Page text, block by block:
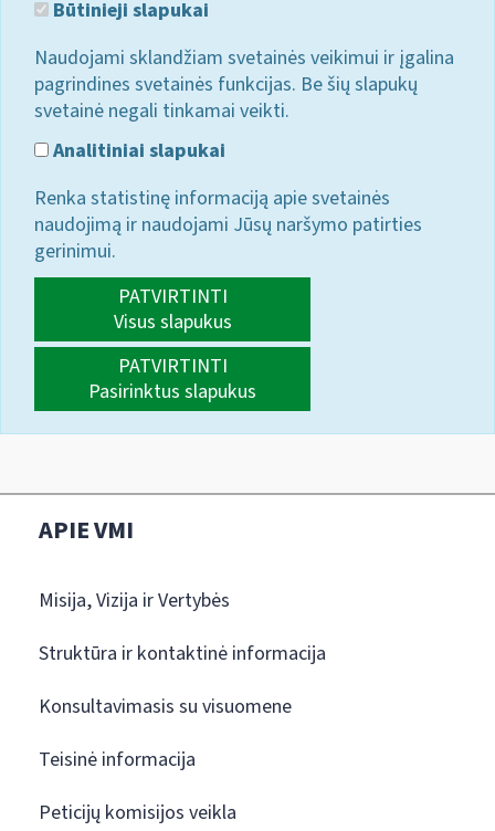
Būtinieji slapukai
Naudojami sklandžiam svetainės veikimui ir įgalina
pagrindines svetainės funkcijas. Be šių slapukų
svetainė negali tinkamai veikti.
Analitiniai slapukai
Renka statistinę informaciją apie svetainės
naudojimą ir naudojami Jūsų naršymo patirties
gerinimui.
PATVIRTINTI
Visus slapukus
PATVIRTINTI
Pasirinktus slapukus
APIE VMI
Misija, Vizija ir Vertybės
Struktūra ir kontaktinė informacija
Konsultavimasis su visuomene
Teisinė informacija
Peticijų komisijos veikla